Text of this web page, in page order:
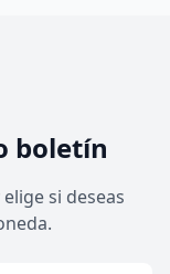
boletín
si deseas